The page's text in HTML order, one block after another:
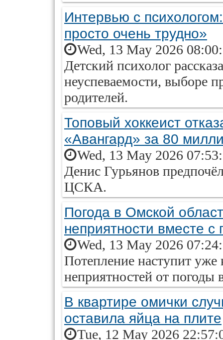
Интервью с
просто очень трудно»
Wed, 13 May 2026
Детский психолог
неуспеваемости, выборе
родителей.
Топовый хоккеист
«Авангард» за 80
Wed, 13 May 2026
Денис Гурьянов
ЦСКА.
Погода в Омской
неприятности вместе с
Wed, 13 May 2026
Потепление наступит уже
неприятностей от погоды
В квартире омички
оставила яйца на плите
Tue, 12 May 2026